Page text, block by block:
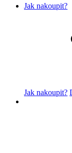
Jak nakoupit?
Jak nakoupit?